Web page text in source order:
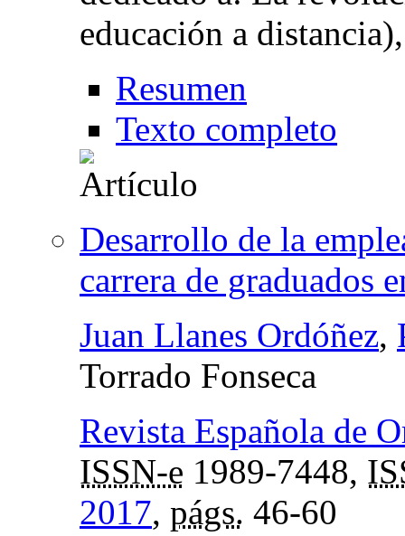
educación a
Resumen
Texto completo
Desarrollo de la
carrera de graduados
Juan Llanes Ordóñez,
Torrado Fonseca
Revista Española de
ISSN-e 1989-7448,
2017, págs. 46-60